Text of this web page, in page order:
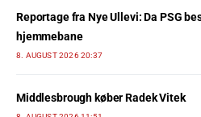
Reportage fra Nye Ullevi: Da PSG
hjemmebane
8. AUGUST 2026 20:37
Middlesbrough køber Radek Vitek